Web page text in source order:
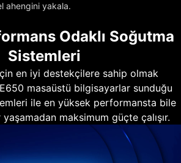
ahengini yakala.
Odaklı Soğutma
Sistemleri
en iyi destekçilere sahip olmak
masaüstü bilgisayarlar sunduğu
ile en yüksek performansta bile
maksimum güçte çalışır.